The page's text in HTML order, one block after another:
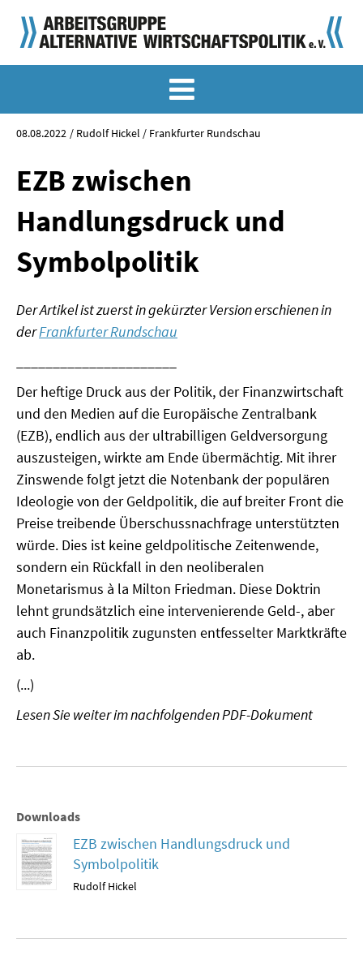
KLASSIKER
SONDERVERÖFFENTLICHUNGEN
LANGFASSUNGEN ZU DEN MEMORANDEN
MATERIALIEN
MATERIALIEN ZUR SOMMERSCHULE
MEMO-FORUM
SOMMERSCHULE
SOMMERSCHULE 2025
SOMMERSCHULE 2023
SOMMERSCHULE 2022
SOMMERSCHULE 2020
SOMMERSCHULE 2019
SOMMERSCHULE 2016
SOMMERSCHULE 2015
08.08.2022 Rudolf Hickel / Frankfurter Rundschau
EZB zwischen
Handlungsdruck und
Symbolpolitik
Der Artikel ist zuerst in gekürzter Version erschienen in
derFrankfurter Rundschau
Der heftige Druck aus der Politik, der Finanzwirtschaft
und den Medien auf die Europäische Zentralbank
(EZB), endlich aus der ultrabilligen Geldversorgung
auszusteigen, wirkte am Ende übermächtig. Mit ihrer
Zinswende folgt jetzt die Notenbank der populären
Ideologie von der Geldpolitik, die auf breiter Front die
Preise treibende Überschussnachfrage unterstützten
würde. Dies ist keine geldpolitische Zeitenwende,
sondern ein Rückfall in den neoliberalen
Monetarismus à la Milton Friedman. Diese Doktrin
lehnt grundsätzlich eine intervenierende Geld-, aber
auch Finanzpolitik zugunsten entfesselter Marktkräfte
ab.
(...)
Lesen Sie weiter im nachfolgenden PDF-Dokument
Downloads
EZB zwischen Handlungsdruck und
Symbolpolitik
Rudolf Hickel